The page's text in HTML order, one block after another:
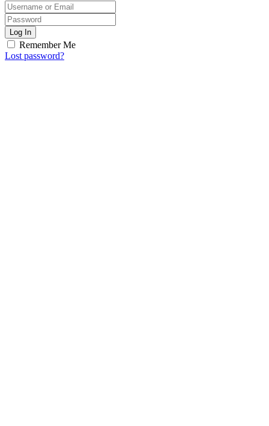
Log In
Remember Me
Lost password?